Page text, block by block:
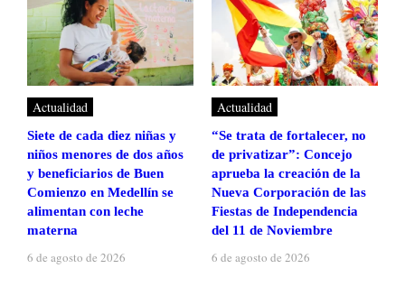
Actualidad
Siete de cada diez niñas y
niños menores de dos años
y beneficiarios de Buen
Comienzo en Medellín se
alimentan con leche
materna
6 de agosto de 2026
Actualidad
“Se trata de fortalecer, no
de privatizar”: Concejo
aprueba la creación de la
Nueva Corporación de las
Fiestas de Independencia
del 11 de Noviembre
6 de agosto de 2026